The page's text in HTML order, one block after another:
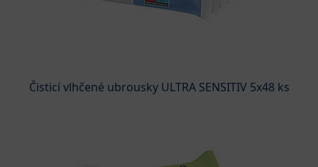
Čisticí vlhčené ubrousky ULTRA SENSITIV 5x48 ks